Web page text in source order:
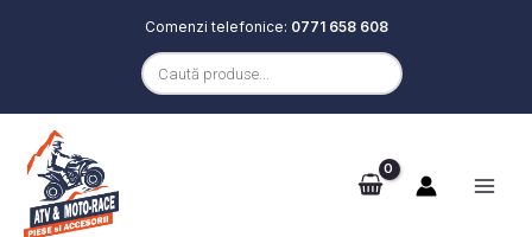
Skip
content
Comenzi telefonice: 0771 658 608
search